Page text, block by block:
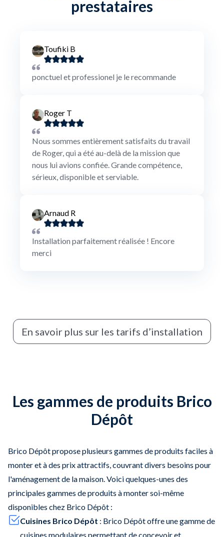
prestataires
Toufiki B
ponctuel et professionel je le recommande
Roger T
Nous sommes entièrement satisfaits du travail
de Roger, qui a été au-delà de la mission que
nous lui avions confiée. Grande compétence,
sérieux, disponible et serviable.
Arnaud R
Installation parfaitement réalisée ! Encore
merci
En savoir plus sur les tarifs d’installation
Les gammes de produits Brico
Dépôt
Brico Dépôt propose plusieurs gammes de produits faciles à
monter et à des prix attractifs, couvrant divers besoins pour
l'aménagement de la maison. Voici quelques-unes des
principales gammes de produits à monter soi-même
disponibles chez Brico Dépôt :
Cuisines Brico Dépôt : Brico Dépôt offre une gamme de
cuisines modulaires permettant de concevoir et